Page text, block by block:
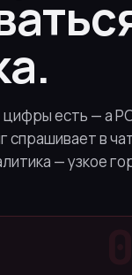
есть — а
в
— узкое